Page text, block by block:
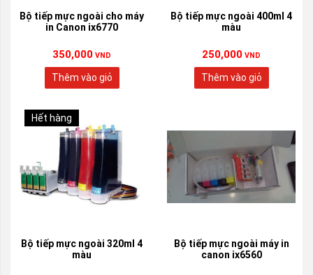
Bộ tiếp mực ngoài cho máy
in Canon ix6770
350,000 VND
Thêm vào giỏ
Bộ tiếp mực ngoài 400ml 4
màu
250,000 VND
Thêm vào giỏ
Hết hàng
Bộ tiếp mực ngoài 320ml 4
màu
Bộ tiếp mực ngoài máy in
canon ix6560